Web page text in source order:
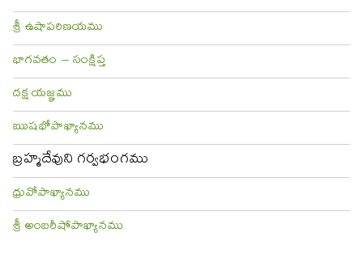
శ్రీ ఉషాపరిణయము
భాగవతం – సంక్షిప్త
దక్ష యజ్ఞము
ఋషభోపాఖ్యానము
బ్రహ్మదేవుని గర్వభంగము
ధ్రువోపాఖ్యానము
శ్రీ అంబరీషోపాఖ్యానము